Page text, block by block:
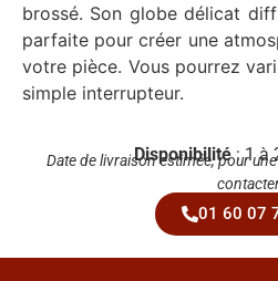
brossé. Son globe délicat
parfaite pour créer une
votre pièce. Vous pourrez
simple interrupteur.
Disponibilité: 1 à
Date de livraison estimée, pour
01 60 07